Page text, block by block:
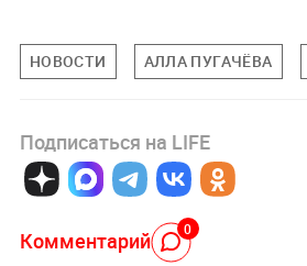
НОВОСТИ АЛЛА ПУГАЧЁВА
Подписаться на LIFE
Комментарий 0